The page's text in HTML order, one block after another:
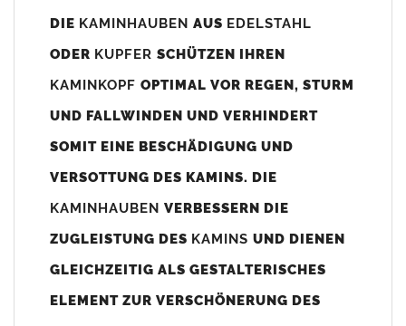
800mm x 740-800mm angefertigt (siehe Bild/Zeichnung unten).
angefertigt werden (bitte anfragen).
(siehe Bild/Zeichnung unten) angefertigt. Sollten die Bohrungen
nicht passen dann bitte "ohne"Bohrungen (Auswahlfeld)
bis 500mm Kaminbreite: Abstand vom Kaminrand ca.
80mm
DIE KAMINHAUBEN AUS EDELSTAHL
ODER KUPFER SCHÜTZEN IHREN
KAMINKOPF OPTIMAL VOR REGEN, STURM
UND FALLWINDEN UND VERHINDERT
SOMIT EINE BESCHÄDIGUNG UND
VERSOTTUNG DES KAMINS. DIE
KAMINHAUBEN VERBESSERN DIE
ZUGLEISTUNG DES KAMINS UND DIENEN
GLEICHZEITIG ALS GESTALTERISCHES
ELEMENT ZUR VERSCHÖNERUNG DES